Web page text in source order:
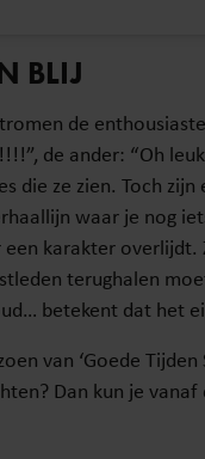
BLIJ
de
de ander: “Oh
die ze zien. Toch
waar je nog
karakter overlijdt.
terughalen
betekent dat het
van ‘Goede
Dan kun je